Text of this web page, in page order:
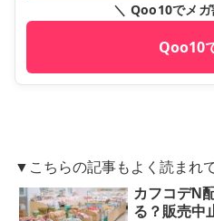
＼ Qoo10でメ
Qoo10
▼こちらの記事もよく読まれ
カフコデN
る？販売中